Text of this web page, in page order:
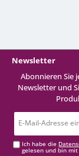
Newsletter
Abonnieren Sie
Newsletter und
Ich habe die
gelesen und bin